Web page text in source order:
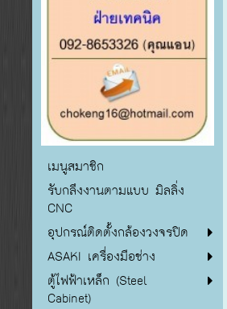
เมนูสมาชิก
รับกลึงงานตามแบบ มิลลิ่ง
CNC
อุปกรณ์ติดตั้งกล้องวงจรปิด
ASAKI เครื่องมือช่าง
ตู้ไฟฟ้าเหล็ก (Steel
Cabinet)